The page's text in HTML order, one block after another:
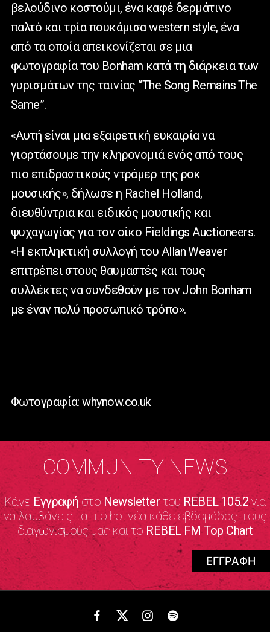
βελούδινο κοστούμι, ένα καφέ δερμάτινο
παλτό και τρία πουκάμισα western style, ένα
από τα οποία απεικονίζεται σε μια
φωτογραφία του Βonham κατά τη διάρκεια των
γυρισμάτων της ταινίας “The Song Remains The
Same”.
«Αυτή είναι μια εξαιρετική ευκαιρία να
γιορτάσουμε την κληρονομιά ενός από τους
πιο επιδραστικούς ντράμερ της ροκ
μουσικής», δήλωσε η Rachel Holland,
διευθύντρια και ειδικός μουσικής και
ψυχαγωγίας για τον οίκο Fieldings Auctioneers.
«Η εκπληκτική συλλογή του Allan Weaver
επιτρέπει στους θαυμαστές και τους
συλλέκτες να συνδεθούν με τον John Bonham
με έναν πολύ προσωπικό τρόπο».
Φωτογραφία: whynow.co.uk
COMMUNITY NEWS
Κάνε Εγγραφήστο NewsletterτουREBEL 105.2για
να λαμβάνεις τα πιο hot νέα κάθε εβδομάδας, τους
διαγωνισμούς μας και το REBEL FM Top Chart